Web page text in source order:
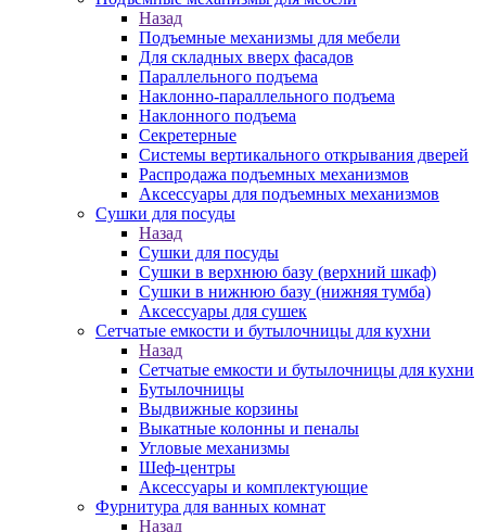
Назад
Подъемные механизмы для мебели
Для складных вверх фасадов
Параллельного подъема
Наклонно-параллельного подъема
Наклонного подъема
Секретерные
Системы вертикального открывания дверей
Распродажа подъемных механизмов
Аксессуары для подъемных механизмов
Сушки для посуды
Назад
Сушки для посуды
Сушки в верхнюю базу (верхний шкаф)
Сушки в нижнюю базу (нижняя тумба)
Аксессуары для сушек
Сетчатые емкости и бутылочницы для кухни
Назад
Сетчатые емкости и бутылочницы для кухни
Бутылочницы
Выдвижные корзины
Выкатные колонны и пеналы
Угловые механизмы
Шеф-центры
Аксессуары и комплектующие
Фурнитура для ванных комнат
Назад